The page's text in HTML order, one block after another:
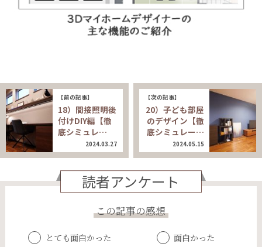
【前の記事】
18）間接照明後
付けDIY編【徹
底シミュレ…
2024.03.27
【次の記事】
20）子ども部屋
のデザイン【徹
底シミュレー…
2024.05.15
読者アンケート
この記事の感想
とても面白かった 面白かった